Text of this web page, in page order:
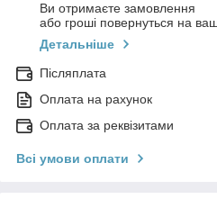
Ви отримаєте замовлення
або гроші повернуться на
Детальніше
Післяплата
Оплата на рахунок
Оплата за реквізитами
Всі умови оплати